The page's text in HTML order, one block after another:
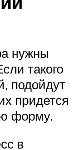
нужны
такого
подойдут
придется
форму.
в